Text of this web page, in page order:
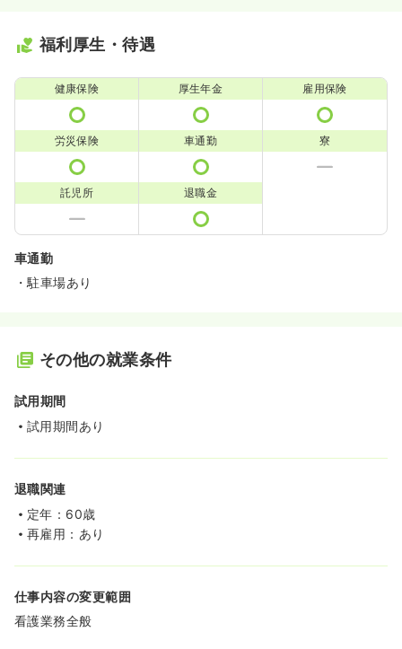
福利厚生・待遇
健康保険 厚生年金 雇用保険
労災保険 車通勤 寮
託児所 退職金
車通勤
・駐車場あり
その他の就業条件
試用期間
試用期間あり
退職関連
定年：60歳
再雇用：あり
仕事内容の変更範囲
看護業務全般